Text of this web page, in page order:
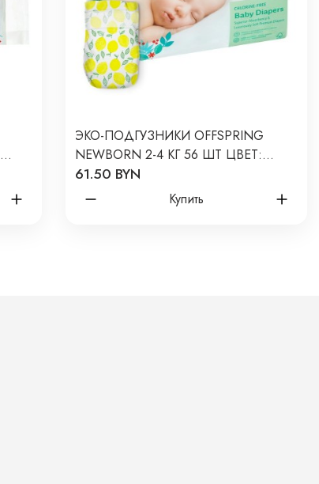
ЭКО-ПОДГУЗНИКИ OFFSPRING
NEWBORN 2-4 КГ 56 ШТ ЦВЕТ:
ЛИМОНЫ
61.50 BYN
Купить